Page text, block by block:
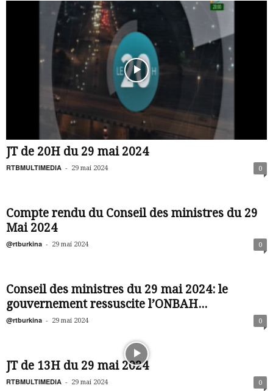
JT de 20H du 29 mai 2024
RTBMULTIMEDIA - 29 mai 2024 0
Compte rendu du Conseil des ministres du 29
Mai 2024
@rtburkina - 29 mai 2024 0
Conseil des ministres du 29 mai 2024: le
gouvernement ressuscite l’ONBAH...
@rtburkina - 29 mai 2024 0
JT de 13H du 29 mai 2024
RTBMULTIMEDIA - 29 mai 2024 0